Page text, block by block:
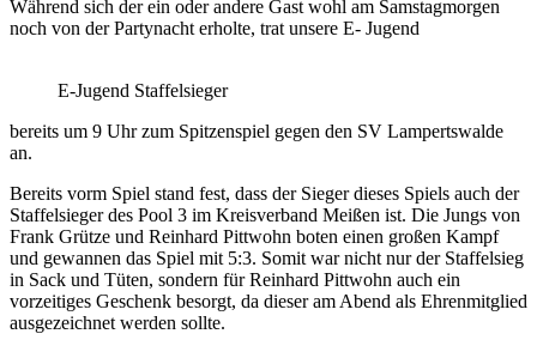
Während sich der ein oder andere Gast wohl am Samstagmorgen
noch von der Partynacht erholte, trat unsere E- Jugend
E-Jugend Staffelsieger
bereits um 9 Uhr zum Spitzenspiel gegen den SV Lampertswalde
an.
Bereits vorm Spiel stand fest, dass der Sieger dieses Spiels auch der
Staffelsieger des Pool 3 im Kreisverband Meißen ist. Die Jungs von
Frank Grütze und Reinhard Pittwohn boten einen großen Kampf
und gewannen das Spiel mit 5:3. Somit war nicht nur der Staffelsieg
in Sack und Tüten, sondern für Reinhard Pittwohn auch ein
vorzeitiges Geschenk besorgt, da dieser am Abend als Ehrenmitglied
ausgezeichnet werden sollte.